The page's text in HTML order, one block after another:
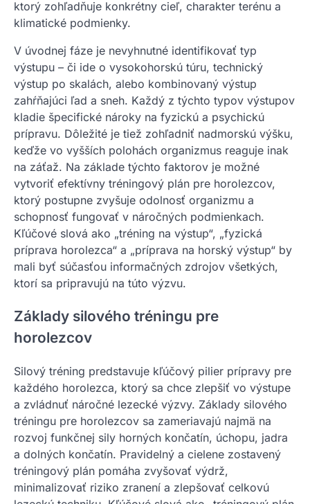
ktorý zohľadňuje konkrétny cieľ, charakter terénu a
klimatické podmienky.
V úvodnej fáze je nevyhnutné identifikovať typ
výstupu – či ide o vysokohorskú túru, technický
výstup po skalách, alebo kombinovaný výstup
zahŕňajúci ľad a sneh. Každý z týchto typov výstupov
kladie špecifické nároky na fyzickú a psychickú
prípravu. Dôležité je tiež zohľadniť nadmorskú výšku,
keďže vo vyšších polohách organizmus reaguje inak
na záťaž. Na základe týchto faktorov je možné
vytvoriť efektívny tréningový plán pre horolezcov,
ktorý postupne zvyšuje odolnosť organizmu a
schopnosť fungovať v náročných podmienkach.
Kľúčové slová ako „tréning na výstup“, „fyzická
príprava horolezca“ a „príprava na horský výstup“ by
mali byť súčasťou informačných zdrojov všetkých,
ktorí sa pripravujú na túto výzvu.
Základy silového tréningu pre
horolezcov
Silový tréning predstavuje kľúčový pilier prípravy pre
každého horolezca, ktorý sa chce zlepšiť vo výstupe
a zvládnuť náročné lezecké výzvy. Základy silového
tréningu pre horolezcov sa zameriavajú najmä na
rozvoj funkčnej sily horných končatín, úchopu, jadra
a dolných končatín. Pravidelný a cielene zostavený
tréningový plán pomáha zvyšovať výdrž,
minimalizovať riziko zranení a zlepšovať celkovú